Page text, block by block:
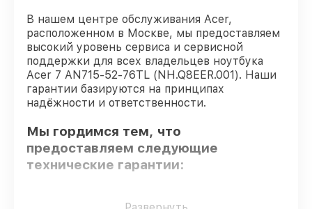
В нашем центре обслуживания Acer,
расположенном в Москве, мы предоставляем
высокий уровень сервиса и сервисной
поддержки для всех владельцев ноутбука
Acer 7 AN715-52-76TL (NH.Q8EER.001). Наши
гарантии базируются на принципах
надёжности и ответственности.
Мы гордимся тем, что
предоставляем следующие
технические гарантии:
Использование оригинальных